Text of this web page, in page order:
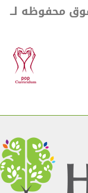
محفوظه لــ